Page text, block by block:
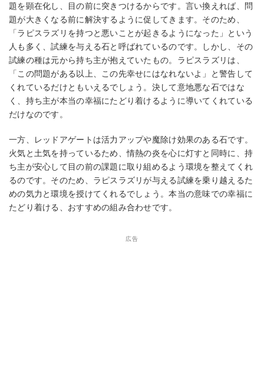
題を顕在化し、目の前に突きつけるからです。言い換えれば、問
題が大きくなる前に解決するように促してきます。そのため、
「ラピスラズリを持つと悪いことが起きるようになった」という
人も多く、試練を与える石と呼ばれているのです。しかし、その
試練の種は元から持ち主が抱えていたもの。ラピスラズリは、
「この問題がある以上、この先幸せにはなれないよ」と警告して
くれているだけともいえるでしょう。決して意地悪な石ではな
く、持ち主が本当の幸福にたどり着けるように導いてくれている
だけなのです。
一方、レッドアゲートは活力アップや魔除け効果のある石です。
火気と土気を持っているため、情熱の炎を心に灯すと同時に、持
ち主が安心して目の前の課題に取り組めるよう環境を整えてくれ
るのです。そのため、ラピスラズリが与える試練を乗り越えるた
めの気力と環境を授けてくれるでしょう。本当の意味での幸福に
たどり着ける、おすすめの組み合わせです。
広告